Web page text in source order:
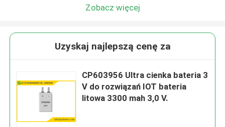
Zobacz więcej
Uzyskaj najlepszą cenę za
CP603956 Ultra cienka bateria 3
V do rozwiązań IOT bateria
litowa 3300 mah 3,0 V.